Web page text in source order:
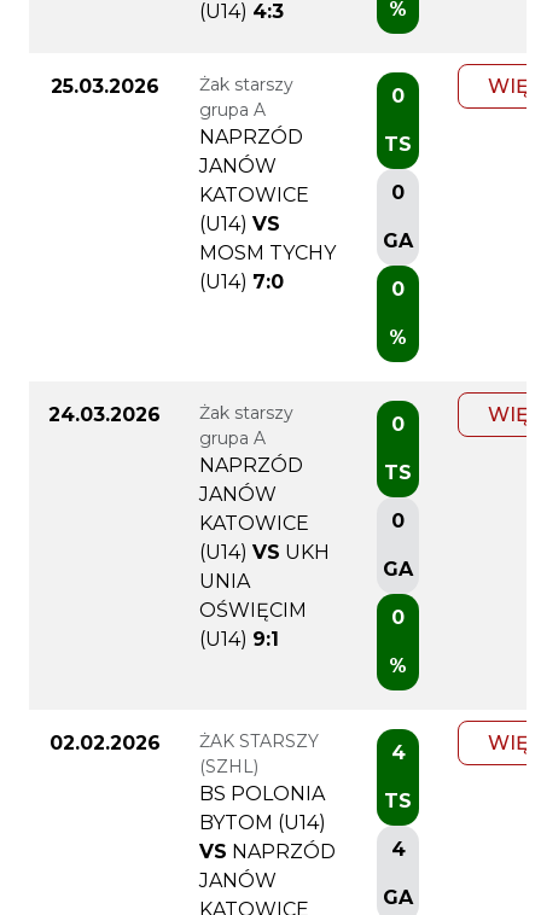
(U14) 4:3 %
25.03.2026
Żak starszy
grupa A
NAPRZÓD
JANÓW
KATOWICE
(U14) VS
MOSM TYCHY
(U14) 7:0
0
TS
0
GA
0
%
24.03.2026
Żak starszy
grupa A
NAPRZÓD
JANÓW
KATOWICE
(U14) VS UKH
UNIA
OŚWIĘCIM
(U14) 9:1
0
TS
0
GA
0
%
02.02.2026
ŻAK STARSZY
(SZHL)
BS POLONIA
BYTOM (U14)
VS NAPRZÓD
JANÓW
KATOWICE
4
TS
4
GA